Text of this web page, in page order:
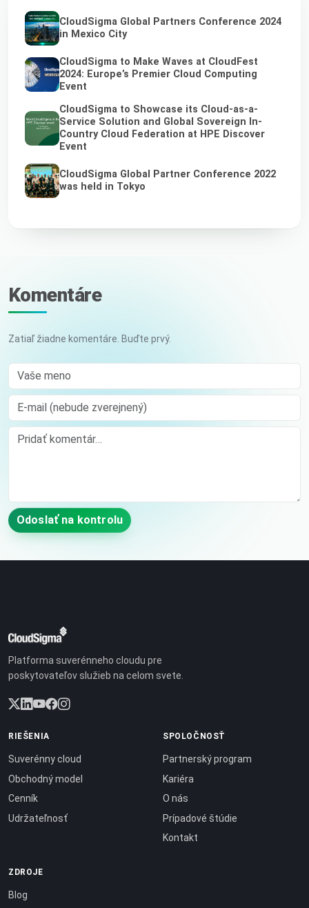
CloudSigma Global Partners Conference 2024
in Mexico City
CloudSigma to Make Waves at CloudFest
2024: Europe’s Premier Cloud Computing
Event
CloudSigma to Showcase its Cloud-as-a-
Service Solution and Global Sovereign In-
Country Cloud Federation at HPE Discover
Event
CloudSigma Global Partner Conference 2022
was held in Tokyo
Komentáre
Zatiaľ žiadne komentáre. Buďte prvý.
Vaše meno
E-mail (nebude zverejnený)
Comment
Odoslať na kontrolu
Platforma suverénneho cloudu pre
poskytovateľov služieb na celom svete.
RIEŠENIA
Suverénny cloud
Obchodný model
Cenník
Udržateľnosť
SPOLOČNOSŤ
Partnerský program
Kariéra
O nás
Prípadové štúdie
Kontakt
ZDROJE
Blog